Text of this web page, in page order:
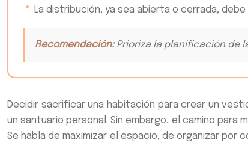
La distribución, ya sea abierta o cerrada,
Recomendación:Prioriza la planificación de
Decidir sacrificar una habitación para crear un
un santuario personal. Sin embargo, el camino
Se habla de maximizar el espacio, de organizar